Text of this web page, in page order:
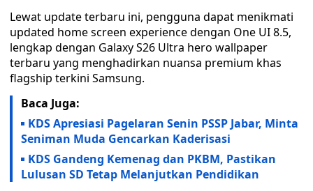
Lewat update terbaru ini, pengguna dapat menikmati
updated home screen experience dengan One UI 8.5,
lengkap dengan Galaxy S26 Ultra hero wallpaper
terbaru yang menghadirkan nuansa premium khas
flagship terkini Samsung.
Baca Juga:
KDS Apresiasi Pagelaran Senin PSSP Jabar, Minta
Seniman Muda Gencarkan Kaderisasi
KDS Gandeng Kemenag dan PKBM, Pastikan
Lulusan SD Tetap Melanjutkan Pendidikan